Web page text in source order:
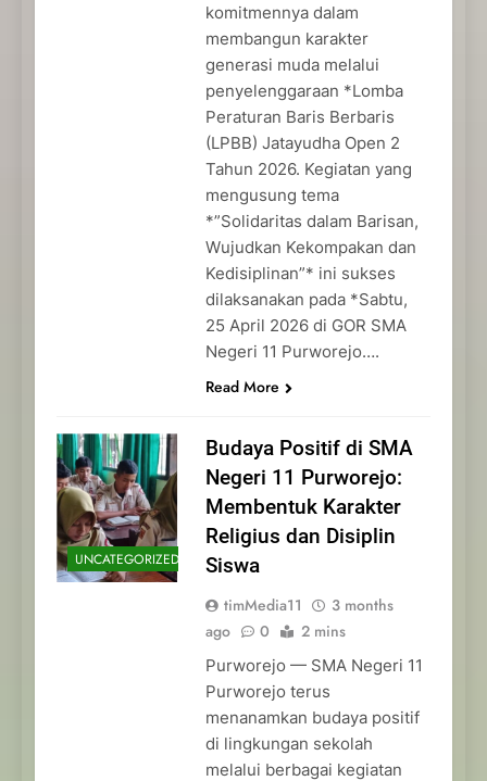
komitmennya dalam
membangun karakter
generasi muda melalui
penyelenggaraan *Lomba
Peraturan Baris Berbaris
(LPBB) Jatayudha Open 2
Tahun 2026. Kegiatan yang
mengusung tema
*”Solidaritas dalam Barisan,
Wujudkan Kekompakan dan
Kedisiplinan”* ini sukses
dilaksanakan pada *Sabtu,
25 April 2026 di GOR SMA
Negeri 11 Purworejo….
Read More
UNCATEGORIZED
Budaya Positif di SMA
Negeri 11 Purworejo:
Membentuk Karakter
Religius dan Disiplin
Siswa
timMedia11
3 months
ago
0 2 mins
Purworejo — SMA Negeri 11
Purworejo terus
menanamkan budaya positif
di lingkungan sekolah
melalui berbagai kegiatan